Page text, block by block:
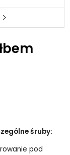
śruby:
pod